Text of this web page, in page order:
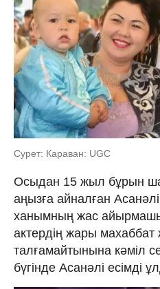
Сурет: Караван: UGC
Осыдан 15 жыл бұрын
аңызға айналған
ханымның жас
актердің жары махаббат
талғамайтынына кәміл
бүгінде Асанәлі есімді